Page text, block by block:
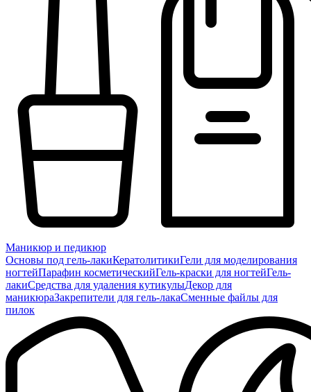
Маникюр и педикюр
Основы под гель-лакиКератолитикиГели для моделирования
ногтейПарафин косметическийГель-краски для ногтейГель-
лакиСредства для удаления кутикулыДекор для
маникюраЗакрепители для гель-лакаСменные файлы для
пилок